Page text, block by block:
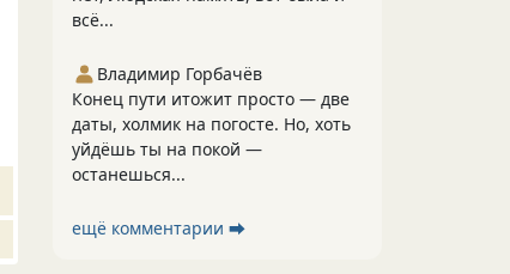
всё...
Владимир Горбачёв
Конец пути итожит просто — две
даты, холмик на погосте. Но, хоть
уйдёшь ты на покой —
останешься...
ещё комментарии ⮕